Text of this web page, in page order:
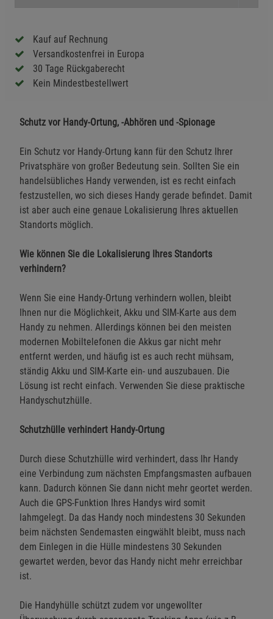
Kauf auf Rechnung
Versandkostenfrei in Europa
30 Tage Rückgaberecht
Kein Mindestbestellwert
Schutz vor Handy-Ortung, -Abhören und -Spionage
Ein Schutz vor Handy-Ortung kann für den Schutz Ihrer
Privatsphäre von großer Bedeutung sein. Sollten Sie ein
handelsübliches Handy verwenden, ist es recht einfach
festzustellen, wo sich dieses Handy gerade befindet. Damit
ist aber auch eine genaue Lokalisierung Ihres aktuellen
Standorts möglich.
Wie können Sie die Lokalisierung Ihres Standorts
verhindern?
Wenn Sie eine Handy-Ortung verhindern wollen, bleibt
Ihnen nur die Möglichkeit, Akku und SIM-Karte aus dem
Handy zu nehmen. Allerdings können bei den meisten
modernen Mobiltelefonen die Akkus gar nicht mehr
entfernt werden, und häufig ist es auch recht mühsam,
ständig Akku und SIM-Karte ein- und auszubauen. Die
Lösung ist recht einfach. Verwenden Sie diese praktische
Handyschutzhülle.
Schutzhülle verhindert Handy-Ortung
Durch diese Schutzhülle wird verhindert, dass Ihr Handy
eine Verbindung zum nächsten Empfangsmasten aufbauen
kann. Dadurch können Sie dann nicht mehr geortet werden.
Auch die GPS-Funktion Ihres Handys wird somit
lahmgelegt. Da das Handy noch mindestens 30 Sekunden
beim nächsten Sendemasten eingwählt bleibt, muss nach
dem Einlegen in die Hülle mindestens 30 Sekunden
gewartet werden, bevor das Handy nicht mehr erreichbar
ist.
Die Handyhülle schützt zudem vor ungewollter